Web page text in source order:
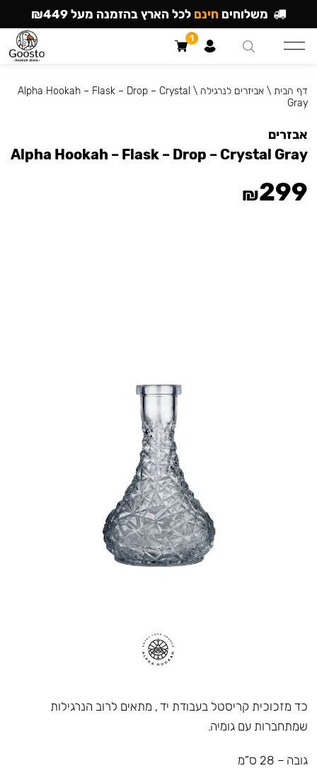
כד מזכוכית קריסטל בעבודת יד , מתאים לרוב הנרגילות
שמתחברות עם גומיה.
גובה – 28 ס”מ
דף הבית \אביזרים לנרגילה \
Alpha Hookah – Flask – Drop – Crystal
Gray
אבזרים
Alpha Hookah – Flask – Drop – Crystal Gray
₪299
משלוחים חינם לכל הארץ בהזמנה מעל ₪449
1